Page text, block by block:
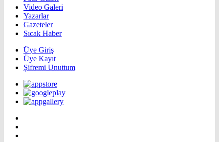
Video Galeri
Yazarlar
Gazeteler
Sıcak Haber
Üye Giriş
Üye Kayıt
Şifremi Unuttum